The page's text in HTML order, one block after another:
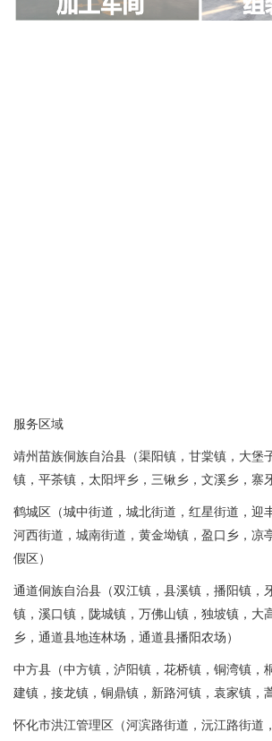
服务区域
靖州苗族侗族自治县（渠阳镇，甘棠镇，大堡
镇，平茶镇，太阳坪乡，三锹乡，文溪乡，寨
鹤城区（城中街道，城北街道，红星街道，迎
河西街道，城南街道，黄金坳镇，盈口乡，凉
假区）
通道侗族自治县（双江镇，县溪镇，播阳镇，
镇，溪口镇，陇城镇，万佛山镇，独坡镇，大
乡，通道县地连林场，通道县播阳农场）
中方县（中方镇，泸阳镇，花桥镇，铜湾镇，
建镇，接龙镇，铜鼎镇，新路河镇，袁家镇，
怀化市洪江管理区（河滨路街道，沅江路街道